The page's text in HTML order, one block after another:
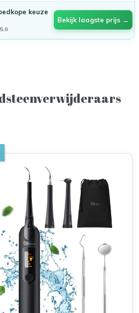
keuze
5.0
Bekijk laagste prijs →